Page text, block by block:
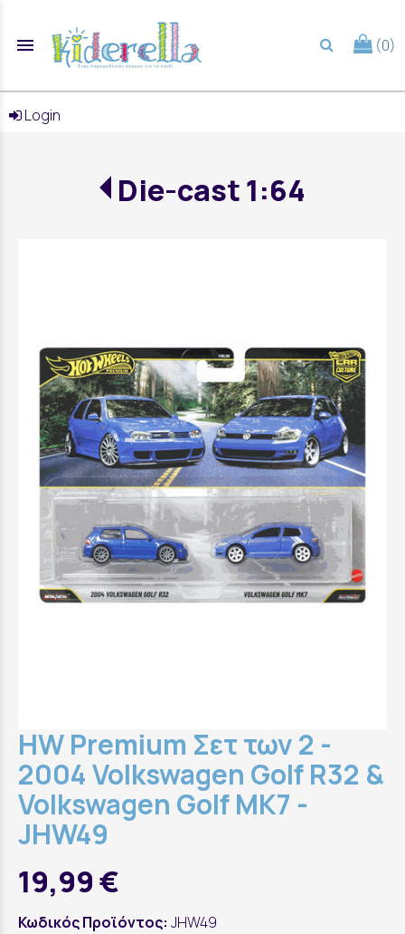
menu (0)
Login
Die-cast 1:64
HW Premium Σετ των 2 -
2004 Volkswagen Golf R32 &
Volkswagen Golf MK7 -
JHW49
19,99 €
Κωδικός Προϊόντος: JHW49